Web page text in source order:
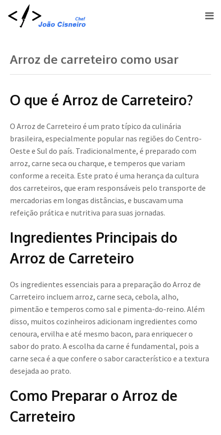
Arroz de carreteiro como usar
O que é Arroz de Carreteiro?
O Arroz de Carreteiro é um prato típico da culinária
brasileira, especialmente popular nas regiões do Centro-
Oeste e Sul do país. Tradicionalmente, é preparado com
arroz, carne seca ou charque, e temperos que variam
conforme a receita. Este prato é uma herança da cultura
dos carreteiros, que eram responsáveis pelo transporte de
mercadorias em longas distâncias, e buscavam uma
refeição prática e nutritiva para suas jornadas.
Ingredientes Principais do
Arroz de Carreteiro
Os ingredientes essenciais para a preparação do Arroz de
Carreteiro incluem arroz, carne seca, cebola, alho,
pimentão e temperos como sal e pimenta-do-reino. Além
disso, muitos cozinheiros adicionam ingredientes como
cenoura, ervilha e até mesmo bacon, para enriquecer o
sabor do prato. A escolha da carne é fundamental, pois a
carne seca é a que confere o sabor característico e a textura
desejada ao prato.
Como Preparar o Arroz de
Carreteiro